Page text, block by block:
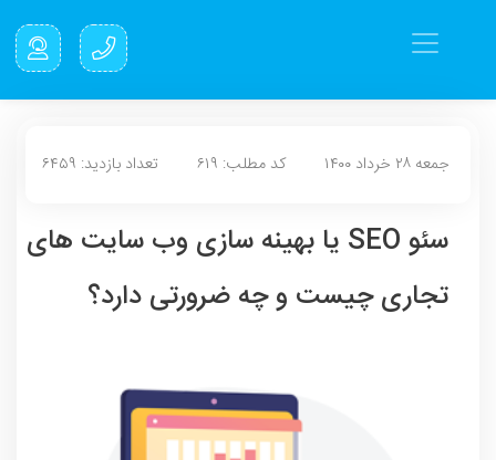
جمعه ۲۸ خرداد ۱۴۰۰ کد مطلب: ۶۱۹ تعداد بازدید: ۶۴۵۹
سئو SEO یا بهینه سازی وب سایت های
تجاری چیست و چه ضرورتی دارد؟